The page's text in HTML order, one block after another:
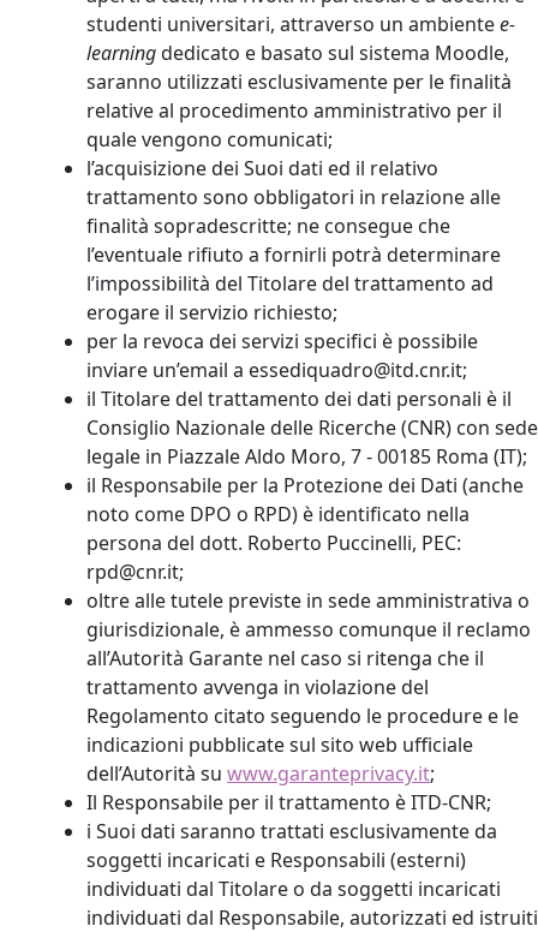
studenti universitari, attraverso un ambientee-
learningdedicato e basato sul sistema Moodle,
saranno utilizzati esclusivamente per le finalità
relative al procedimento amministrativo per il
quale vengono comunicati;
l’acquisizione dei Suoi dati ed il relativo
trattamento sono obbligatori in relazione alle
finalità sopradescritte; ne consegue che
l’eventuale rifiuto a fornirli potrà determinare
l’impossibilità del Titolare del trattamento ad
erogare il servizio richiesto;
per la revoca dei servizi specifici è possibile
inviare un’email a essediquadro@itd.cnr.it;
il Titolare del trattamento dei dati personali è il
Consiglio Nazionale delle Ricerche (CNR) con sede
legale in Piazzale Aldo Moro, 7 - 00185 Roma (IT);
il Responsabile per la Protezione dei Dati (anche
noto come DPO o RPD) è identificato nella
persona del dott. Roberto Puccinelli, PEC:
rpd@cnr.it;
oltre alle tutele previste in sede amministrativa o
giurisdizionale, è ammesso comunque il reclamo
all’Autorità Garante nel caso si ritenga che il
trattamento avvenga in violazione del
Regolamento citato seguendo le procedure e le
indicazioni pubblicate sul sito web ufficiale
dell’Autorità su www.garanteprivacy.it;
Il Responsabile per il trattamento è ITD-CNR;
i Suoi dati saranno trattati esclusivamente da
soggetti incaricati e Responsabili (esterni)
individuati dal Titolare o da soggetti incaricati
individuati dal Responsabile, autorizzati ed istruiti